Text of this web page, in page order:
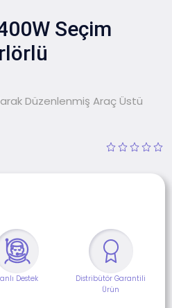
Seçim
Düzenlenmiş Araç Üstü
Destek
Distribütör Garantili
Ürün